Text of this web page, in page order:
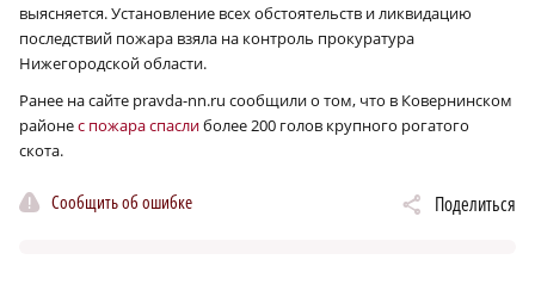
выясняется. Установление всех обстоятельств и ликвидацию
последствий пожара взяла на контроль прокуратура
Нижегородской области.
Ранее на сайте pravda-nn.ru сообщили о том, что в Ковернинском
районес пожара спаслиболее 200 голов крупного рогатого
скота.
Сообщить об ошибке Поделиться